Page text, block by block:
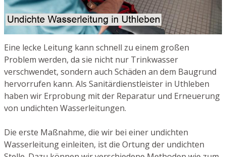
Eine lecke Leitung kann schnell zu einem großen
Problem werden, da sie nicht nur Trinkwasser
verschwendet, sondern auch Schäden an dem Baugrund
hervorrufen kann. Als Sanitärdienstleister in Uthleben
haben wir Erprobung mit der Reparatur und Erneuerung
von undichten Wasserleitungen.
Die erste Maßnahme, die wir bei einer undichten
Wasserleitung einleiten, ist die Ortung der undichten